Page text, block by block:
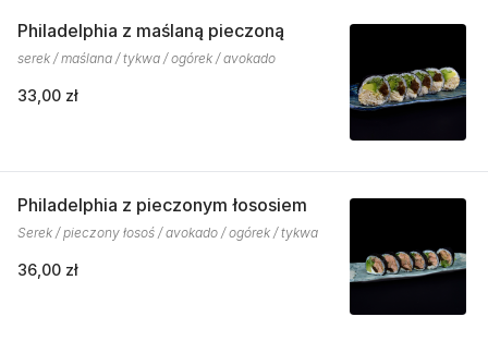
Philadelphia z maślaną pieczoną
serek / maślana / tykwa / ogórek / avokado
33,00 zł
Philadelphia z pieczonym łososiem
Serek / pieczony łosoś / avokado / ogórek / tykwa
36,00 zł